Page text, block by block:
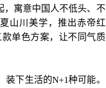
，寓意中国人不低头、不
山川美学，推出赤帝红
单色方案，让不同气质
装下生活的N+1种可能。